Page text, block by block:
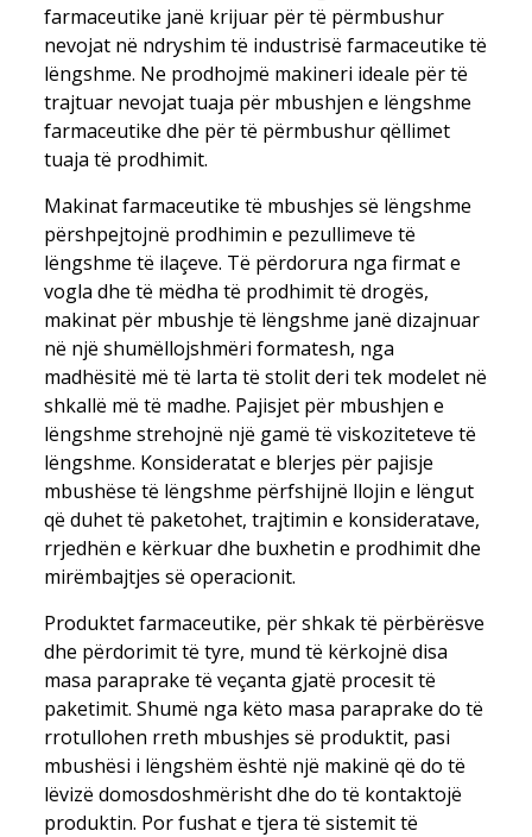
farmaceutike janë krijuar për të përmbushur
nevojat në ndryshim të industrisë farmaceutike të
lëngshme. Ne prodhojmë makineri ideale për të
trajtuar nevojat tuaja për mbushjen e lëngshme
farmaceutike dhe për të përmbushur qëllimet
tuaja të prodhimit.
Makinat farmaceutike të mbushjes së lëngshme
përshpejtojnë prodhimin e pezullimeve të
lëngshme të ilaçeve. Të përdorura nga firmat e
vogla dhe të mëdha të prodhimit të drogës,
makinat për mbushje të lëngshme janë dizajnuar
në një shumëllojshmëri formatesh, nga
madhësitë më të larta të stolit deri tek modelet në
shkallë më të madhe. Pajisjet për mbushjen e
lëngshme strehojnë një gamë të viskoziteteve të
lëngshme. Konsideratat e blerjes për pajisje
mbushëse të lëngshme përfshijnë llojin e lëngut
që duhet të paketohet, trajtimin e konsideratave,
rrjedhën e kërkuar dhe buxhetin e prodhimit dhe
mirëmbajtjes së operacionit.
Produktet farmaceutike, për shkak të përbërësve
dhe përdorimit të tyre, mund të kërkojnë disa
masa paraprake të veçanta gjatë procesit të
paketimit. Shumë nga këto masa paraprake do të
rrotullohen rreth mbushjes së produktit, pasi
mbushësi i lëngshëm është një makinë që do të
lëvizë domosdoshmërisht dhe do të kontaktojë
produktin. Por fushat e tjera të sistemit të